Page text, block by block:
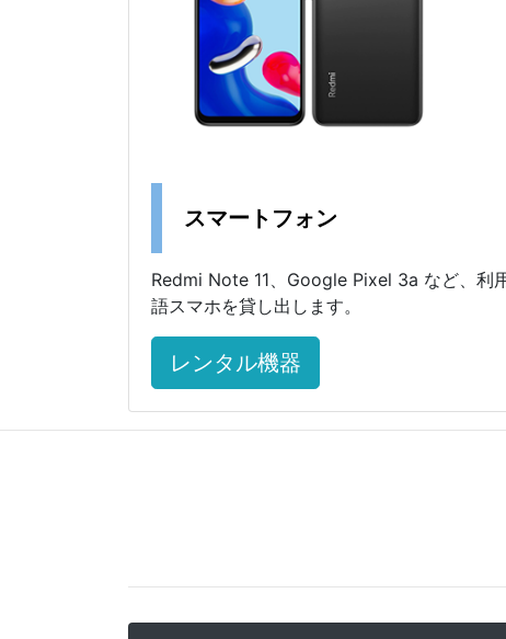
スマートフォン
Redmi Note 11、Google Pixel 3a など、利
語スマホを貸し出します。
レンタル機器